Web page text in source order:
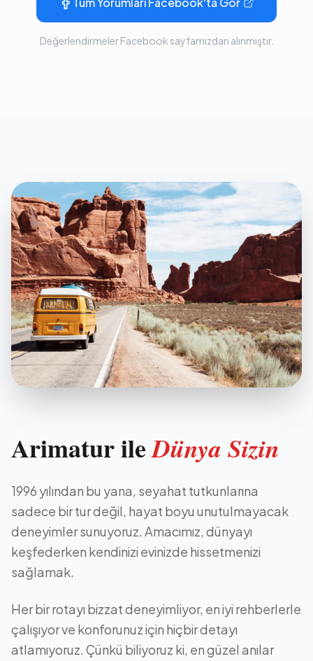
Değerlendirmeler Facebook sayfamızdan alınmıştır.
Arimatur ileDünya Sizin
1996 yılından bu yana, seyahat tutkunlarına
sadece bir tur değil, hayat boyu unutulmayacak
deneyimler sunuyoruz. Amacımız, dünyayı
keşfederken kendinizi evinizde hissetmenizi
sağlamak.
Her bir rotayı bizzat deneyimliyor, en iyi rehberlerle
çalışıyor ve konforunuz için hiçbir detayı
atlamıyoruz. Çünkü biliyoruz ki, en güzel anılar